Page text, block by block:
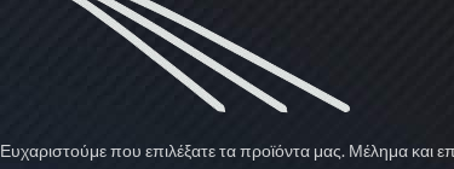
Ευχαριστούμε που επιλέξατε τα προϊόντα μας. Μέλημα και